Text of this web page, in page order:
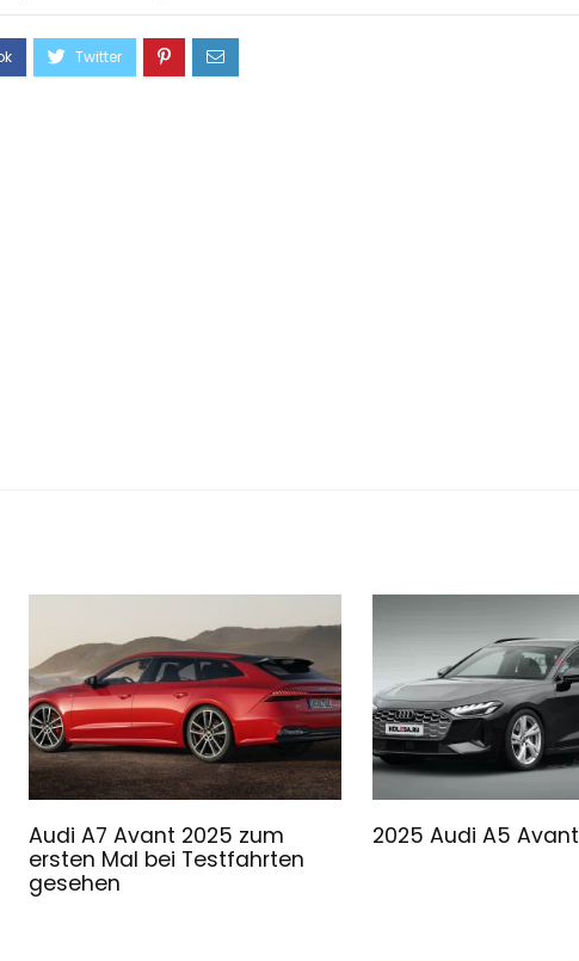
Audi A7 Avant 2025 zum
ersten Mal bei Testfahrten
gesehen
2025 Audi A5 Avant